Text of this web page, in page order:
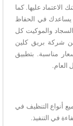
عليها. كما
يساعدك في الحفاظ
والموكيت كل
شركة بريق كلين
مناسبة. بتطبيق
العام.
أنواع التنظيف في
في التنفيذ.